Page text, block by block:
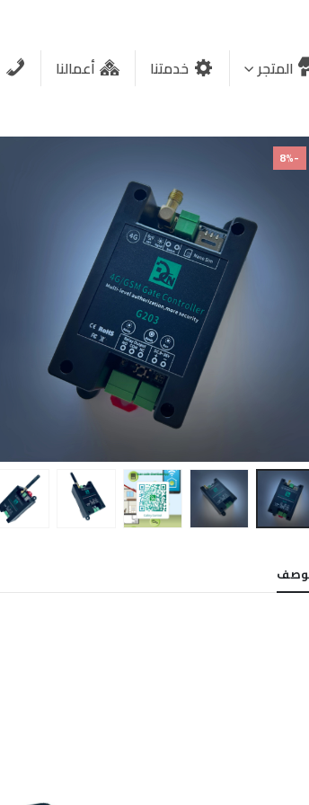
المتجر خدمتنا أعمالنا
-8%